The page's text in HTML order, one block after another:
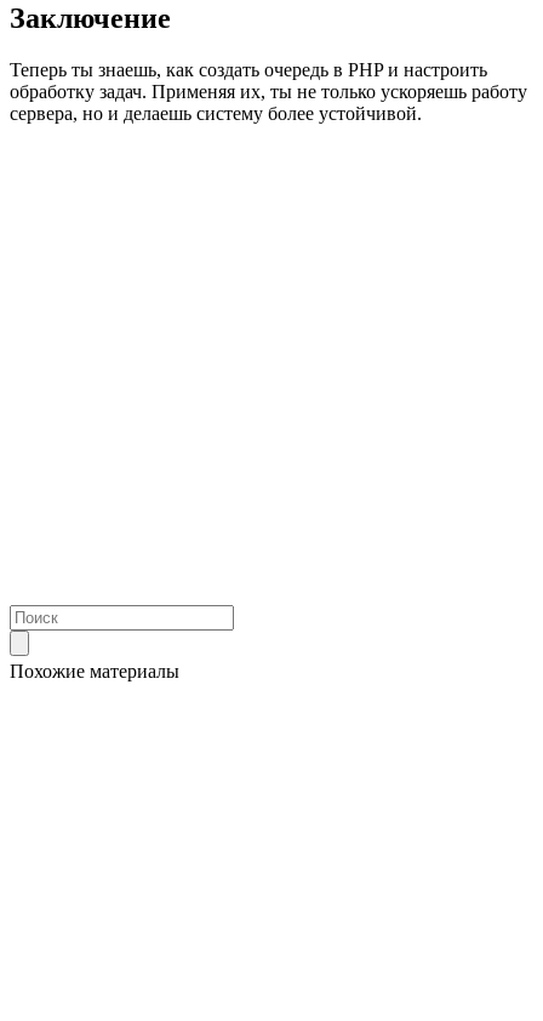
Заключение
Теперь ты знаешь, как создать очередь в PHP и настроить
обработку задач. Применяя их, ты не только ускоряешь работу
сервера, но и делаешь систему более устойчивой.
Похожие материалы